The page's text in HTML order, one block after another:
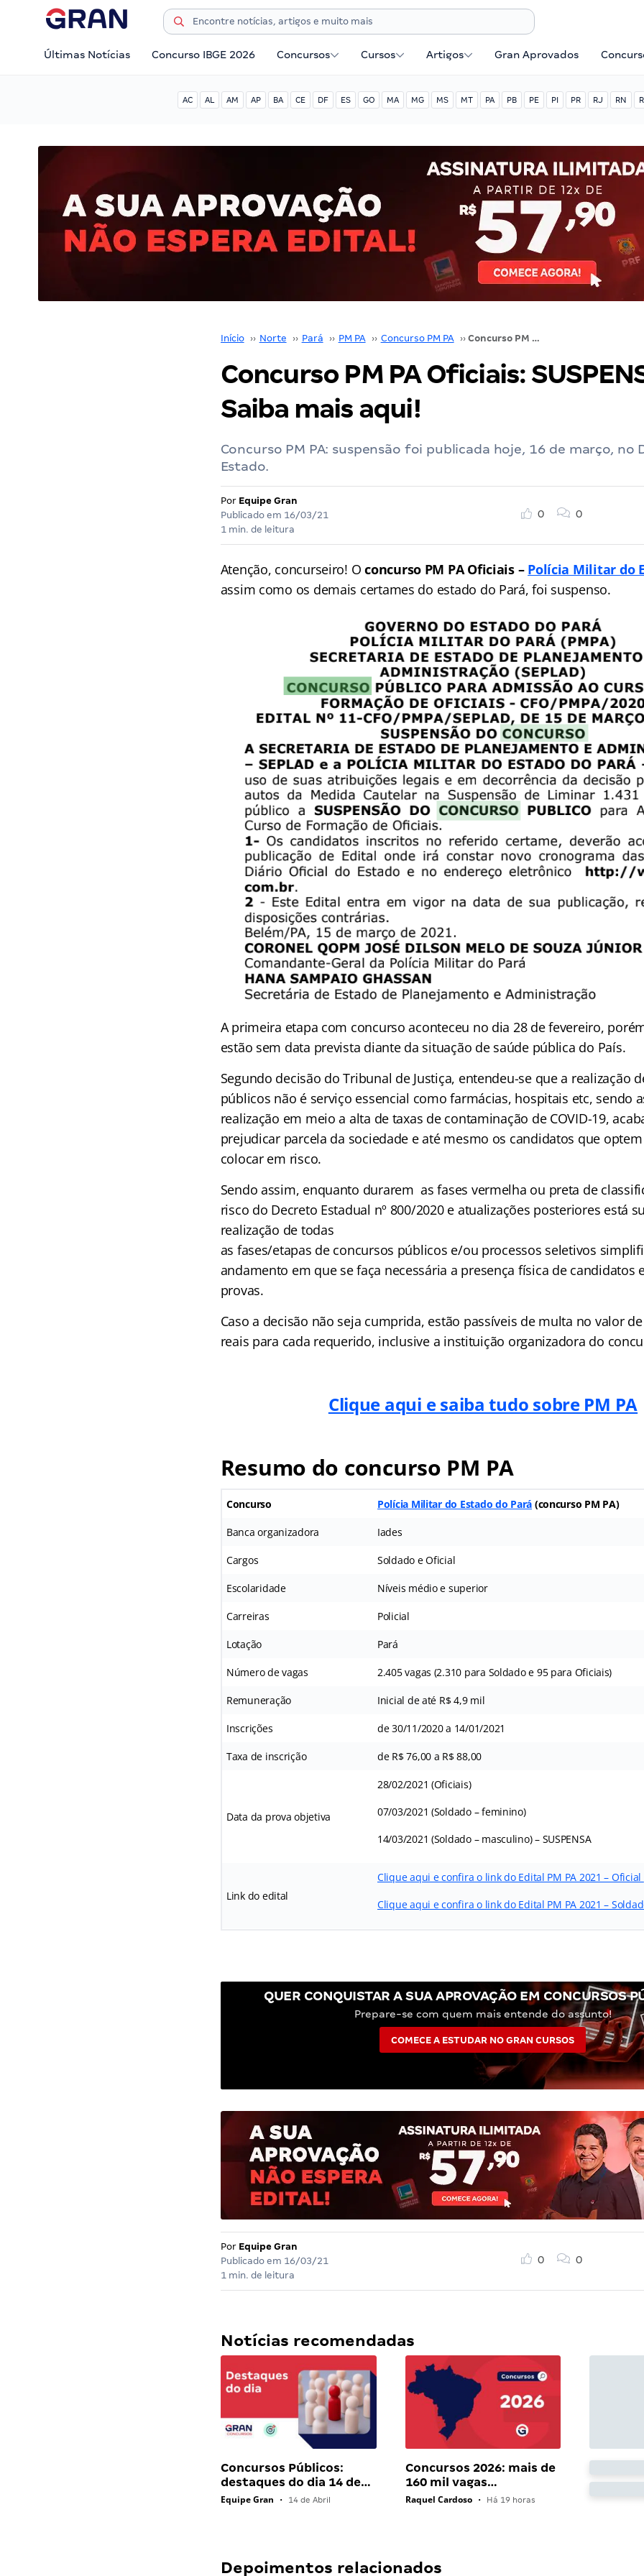
Últimas Notícias Concurso IBGE 2026 Concursos Cursos Artigos Gran Aprovados
AC AL AM AP BA CE DF ES GO MA MG MS MT PA PB PE PI PR RJ RN
Início ›› Norte ›› Pará ›› PM PA ›› Concurso PM PA ›› Concurso PM PA Oficiais: SUSPENSO! Saiba mais aqui!
Concurso PM PA Oficiais:
Saiba mais aqui!
Concurso PM PA: suspensão foi publicada hoje, 16 de março, no
Estado.
Por Equipe Gran
Publicado em 16/03/21
1 min. de leitura
0 0
Atenção, concurseiro! O concurso PM PA Oficiais – Polícia Militar do
assim como os demais certames do estado do Pará, foi suspenso.
A primeira etapa com concurso aconteceu no dia 28 de fevereiro,
estão sem data prevista diante da situação de saúde pública do País.
Segundo decisão do Tribunal de Justiça, entendeu-se que a realização
públicos não é serviço essencial como farmácias, hospitais etc, sendo
realização em meio a alta de taxas de contaminação de COVID-19,
prejudicar parcela da sociedade e até mesmo os candidatos que
colocar em risco.
Sendo assim, enquanto durarem as fases vermelha ou preta de
risco do Decreto Estadual nº 800/2020 e atualizações posteriores está
realização de todas
as fases/etapas de concursos públicos e/ou processos seletivos
andamento em que se faça necessária a presença física de candidatos
provas.
Caso a decisão não seja cumprida, estão passíveis de multa no valor
reais para cada requerido, inclusive a instituição organizadora do
Clique aqui e saiba tudo sobre PM PA
Resumo do concurso PM PA
Concurso Polícia Militar do Estado do Pará (concurso PM PA)
Banca organizadora Iades
Cargos Soldado e Oficial
Escolaridade Níveis médio e superior
Carreiras Policial
Lotação Pará
Número de vagas 2.405 vagas (2.310 para Soldado e 95 para Oficiais)
Remuneração Inicial de até R$ 4,9 mil
Inscrições de 30/11/2020 a 14/01/2021
Taxa de inscrição de R$ 76,00 a R$ 88,00
Data da prova objetiva
28/02/2021 (Oficiais)
07/03/2021 (Soldado – feminino)
14/03/2021 (Soldado – masculino) – SUSPENSA
Link do edital
Clique aqui e confira o link do Edital PM PA 2021 – Oficial
Clique aqui e confira o link do Edital PM PA 2021 –
QUER CONQUISTAR A SUA APROVAÇÃO EM CONCURSOS
Prepare-se com quem mais entende do assunto!
COMECE A ESTUDAR NO GRAN CURSOS
Por Equipe Gran
Publicado em 16/03/21
1 min. de leitura
0 0
Notícias recomendadas
Concursos Públicos:
destaques do dia 14 de…
Equipe Gran • 14 de Abril
Concursos 2026: mais de
160 mil vagas…
Raquel Cardoso • Há 19 horas
Depoimentos relacionados